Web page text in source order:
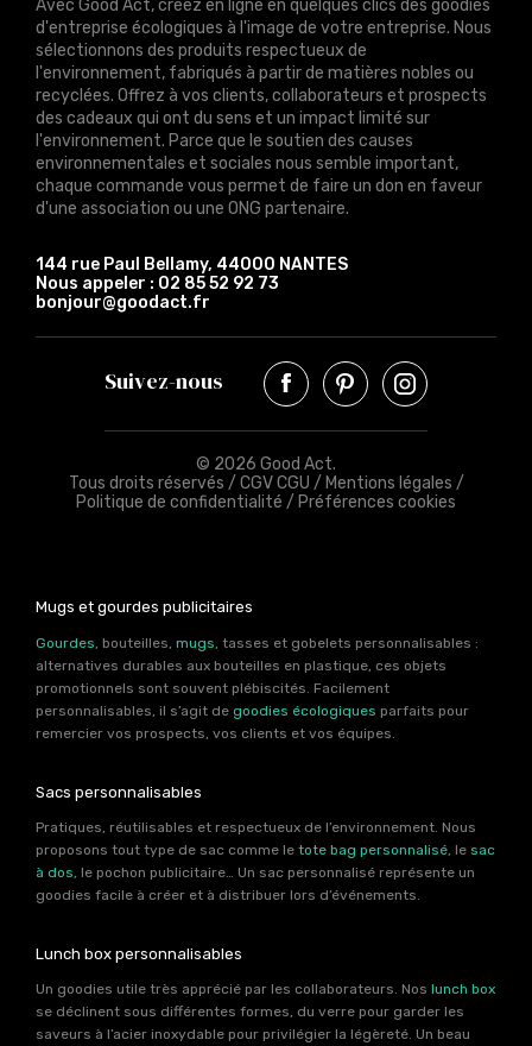
Avec Good Act, créez en ligne en quelques clics des goodies
d'entreprise écologiques à l'image de votre entreprise. Nous
sélectionnons des produits respectueux de
l'environnement, fabriqués à partir de matières nobles ou
recyclées. Offrez à vos clients, collaborateurs et prospects
des cadeaux qui ont du sens et un impact limité sur
l'environnement. Parce que le soutien des causes
environnementales et sociales nous semble important,
chaque commande vous permet de faire un don en faveur
d'une association ou une ONG partenaire.
144 rue Paul Bellamy, 44000 NANTES
Nous appeler : 02 85 52 92 73
bonjour@goodact.fr
Suivez-nous
© 2026 Good Act.
Tous droits réservés / CGV CGU / Mentions légales /
Politique de confidentialité / Préférences cookies
Mugs et gourdes publicitaires
Gourdes , bouteilles, mugs , tasses et gobelets personnalisables :
alternatives durables aux bouteilles en plastique, ces objets
promotionnels sont souvent plébiscités. Facilement
personnalisables, il s’agit de goodies écologiques parfaits pour
remercier vos prospects, vos clients et vos équipes.
Sacs personnalisables
Pratiques, réutilisables et respectueux de l’environnement. Nous
proposons tout type de sac comme le tote bag personnalisé, le sac
à dos, le pochon publicitaire… Un sac personnalisé représente un
goodies facile à créer et à distribuer lors d’événements.
Lunch box personnalisables
Un goodies utile très apprécié par les collaborateurs. Nos lunch box
se déclinent sous différentes formes, du verre pour garder les
saveurs à l’acier inoxydable pour privilégier la légèreté. Un beau